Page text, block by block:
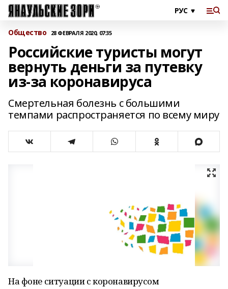
Общество 28 ФЕВРАЛЯ 2020, 07:35
Российские туристы могут
вернуть деньги за путевку
из-за коронавируса
Смертельная болезнь с большими
темпами распространяется по всему миру
На фоне ситуации с коронавирусом